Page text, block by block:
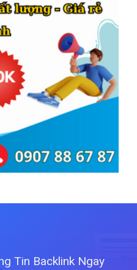
Tin Backlink Ngay